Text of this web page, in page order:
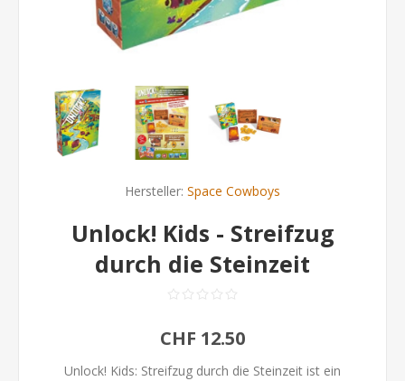
Hersteller: Space Cowboys
Unlock! Kids - Streifzug
durch die Steinzeit
CHF 12.50
Unlock! Kids: Streifzug durch die Steinzeit ist ein